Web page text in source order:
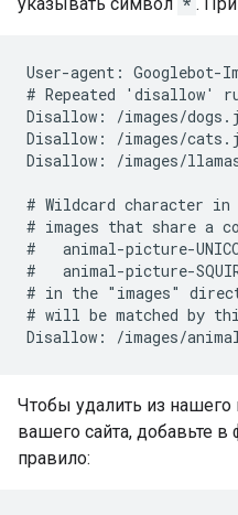
User-agent: Googlebot-
# Repeated 'disallow'
Disallow: /images/
Disallow: /images/
Disallow: /images/
# Wildcard character
# images that share a
#   animal-picture-
#   animal-picture-
# in the "images"
# will be matched by
Disallow: /images/
Чтобы удалить из нашего
вашего сайта, добавьте
правило: